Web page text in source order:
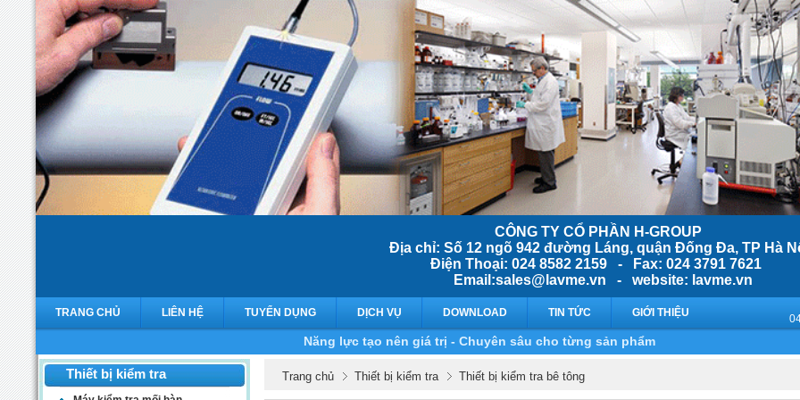
CÔNG TY CỔ PHẦN H-GROUP
Địa chỉ: Số 12 ngõ 942 đường Láng, quận Đống Đa, TP Hà
Điện Thoại: 024 8582 2159 - Fax: 024 3791 7621
Email:sales@lavme.vn - website: lavme.vn
TRANG CHỦ LIÊN HỆ TUYỂN DỤNG DỊCH VỤ DOWNLOAD TIN TỨC GIỚI THIỆU
Năng lực tạo nên giá trị - Chuyên sâu cho từng sản phẩm
Thiết bị kiểm tra Trang chủ Thiết bị kiểm tra Thiết bị kiểm tra bê tông